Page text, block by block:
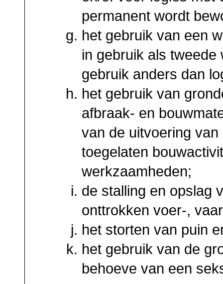
permanent wordt
het gebruik van een
in gebruik als
gebruik anders dan
het gebruik van
afbraak- en
van de uitvoering
toegelaten
werkzaamheden;
de stalling en opslag
onttrokken voer-,
het storten van puin
het gebruik van de
behoeve van een